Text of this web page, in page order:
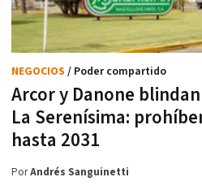
Arcor y Danone
La Serenísima:
hasta 2031
NEGOCIOS / Poder compartido
PorAndrés Sanguinetti